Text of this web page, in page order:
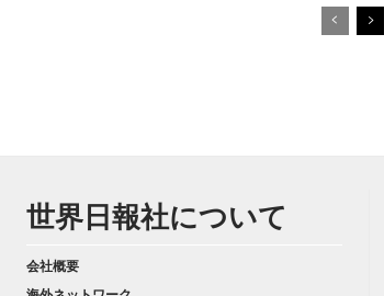
世界日報社について
会社概要